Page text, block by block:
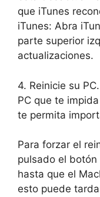
que iTunes
iTunes: Abra
parte superior
actualizaciones.
4. Reinicie su
PC que te
te permita
Para forzar el
pulsado el
hasta que el
esto puede